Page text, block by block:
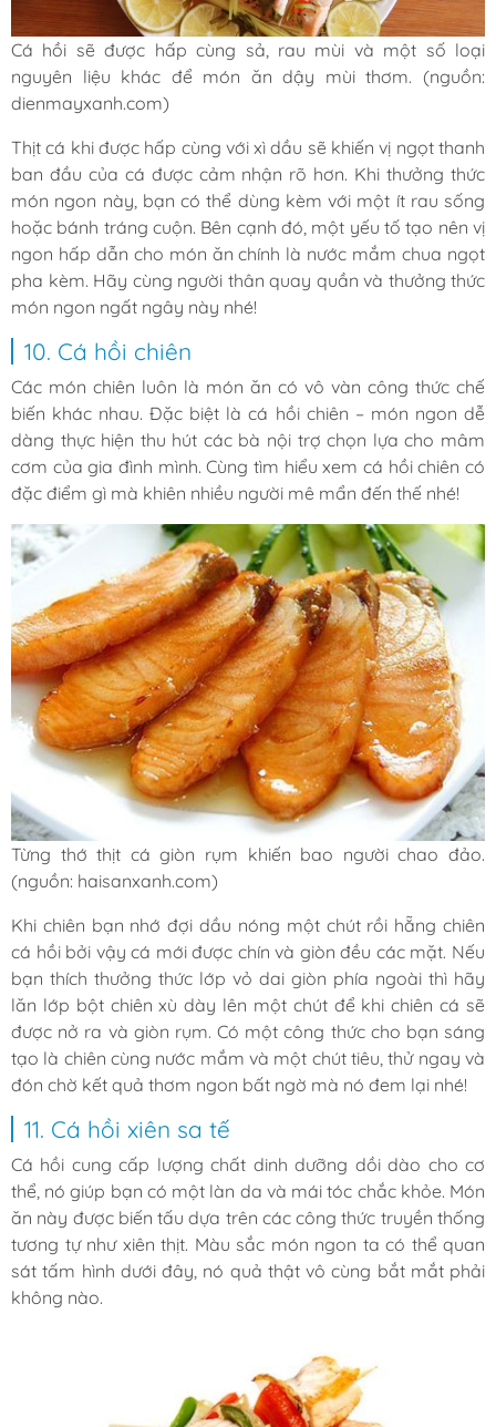
Cá hồi sẽ được hấp cùng sả, rau mùi và một số loại
nguyên liệu khác để món ăn dậy mùi thơm. (nguồn:
dienmayxanh.com)
Thịt cá khi được hấp cùng với xì dầu sẽ khiến vị ngọt thanh
ban đầu của cá được cảm nhận rõ hơn. Khi thưởng thức
món ngon này, bạn có thể dùng kèm với một ít rau sống
hoặc bánh tráng cuộn. Bên cạnh đó, một yếu tố tạo nên vị
ngon hấp dẫn cho món ăn chính là nước mắm chua ngọt
pha kèm. Hãy cùng người thân quay quần và thưởng thức
món ngon ngất ngây này nhé!
10. Cá hồi chiên
Các món chiên luôn là món ăn có vô vàn công thức chế
biến khác nhau. Đặc biệt là cá hồi chiên – món ngon dễ
dàng thực hiện thu hút các bà nội trợ chọn lựa cho mâm
cơm của gia đình mình. Cùng tìm hiểu xem cá hồi chiên có
đặc điểm gì mà khiên nhiều người mê mẩn đến thế nhé!
Từng thớ thịt cá giòn rụm khiến bao người chao đảo.
(nguồn: haisanxanh.com)
Khi chiên bạn nhớ đợi dầu nóng một chút rồi hẵng chiên
cá hồi bởi vậy cá mới được chín và giòn đều các mặt. Nếu
bạn thích thưởng thức lớp vỏ dai giòn phía ngoài thì hãy
lăn lớp bột chiên xù dày lên một chút để khi chiên cá sẽ
được nở ra và giòn rụm. Có một công thức cho bạn sáng
tạo là chiên cùng nước mắm và một chút tiêu, thử ngay và
đón chờ kết quả thơm ngon bất ngờ mà nó đem lại nhé!
11. Cá hồi xiên sa tế
Cá hồi cung cấp lượng chất dinh dưỡng dồi dào cho cơ
thể, nó giúp bạn có một làn da và mái tóc chắc khỏe. Món
ăn này được biến tấu dựa trên các công thức truyền thống
tương tự như xiên thịt. Màu sắc món ngon ta có thể quan
sát tấm hình dưới đây, nó quả thật vô cùng bắt mắt phải
không nào.